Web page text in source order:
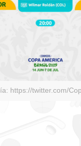
https://twitter.com/